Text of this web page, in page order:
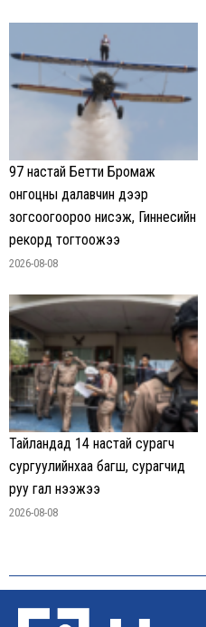
97 настай Бетти Бромаж
онгоцны далавчин дээр
зогсоогоороо нисэж, Гиннесийн
рекорд тогтоожээ
2026-08-08
Тайландад 14 настай сурагч
сургуулийнхаа багш, сурагчид
руу гал нээжээ
2026-08-08